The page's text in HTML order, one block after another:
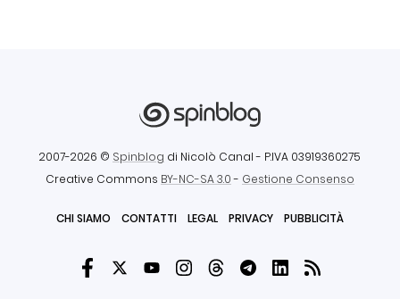
2007-2026 © Spinblog di Nicolò Canal - P.IVA 03919360275
Creative Commons BY-NC-SA 3.0- Gestione Consenso
CHI SIAMO CONTATTI LEGAL PRIVACY PUBBLICITÀ